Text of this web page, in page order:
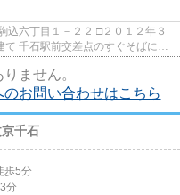
立
ません。
お問い合わせはこちら
千石
歩5分
分